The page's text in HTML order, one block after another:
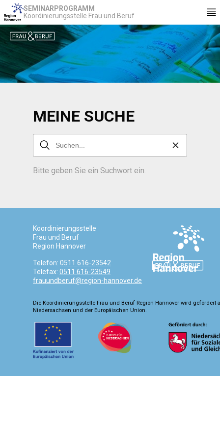
SEMINARPROGRAMM
Koordinierungsstelle Frau und Beruf
MEINE SUCHE
Bitte geben Sie ein Suchwort ein.
Koordinierungsstelle
Frau und Beruf
Region Hannover
Telefon:0511 616-23542
Telefax:0511 616-23549
frauundberuf@region-hannover.de
Die Koordinierungsstelle Frau und Beruf Region Hannover wird gefördert
Niedersachsen und der Europäischen Union.